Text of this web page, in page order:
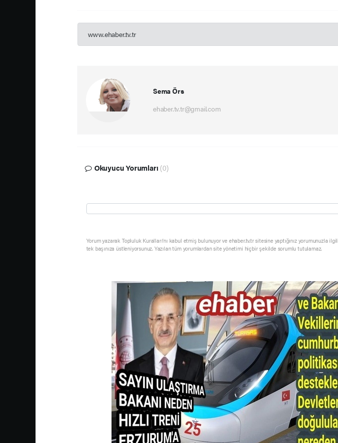
www.ehaber.tv.tr
Sema Örs
ehaber.tv.tr@gmail.com
Okuyucu Yorumları (0)
Yorum yazarak Topluluk Kuralları’nı kabul etmiş bulunuyor ve ehaber.tv.tr sitesine yaptığınız yorumunuzla
tek başınıza üstleniyorsunuz. Yazılan tüm yorumlardan site yönetimi hiçbir şekilde sorumlu tutulamaz.